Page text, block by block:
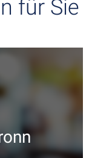
für Sie